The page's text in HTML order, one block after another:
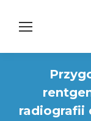
radiografii